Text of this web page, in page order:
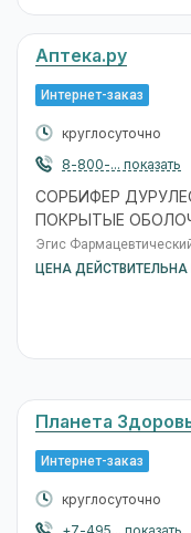
Аптека.ру
Интернет-заказ
круглосуточно
8-800-... показать
СОРБИФЕР
ПОКРЫТЫЕ
Эгис
ЦЕНА
Планета
Интернет-заказ
круглосуточно